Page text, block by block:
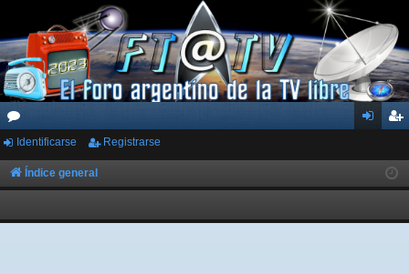
or
os
ar
ist
rs
Identificarse Registrarse
Índice general